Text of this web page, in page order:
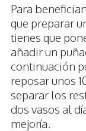
Para
que preparar
tienes que
añadir un
continuación
reposar unos
separar los
dos vasos al
mejoría.